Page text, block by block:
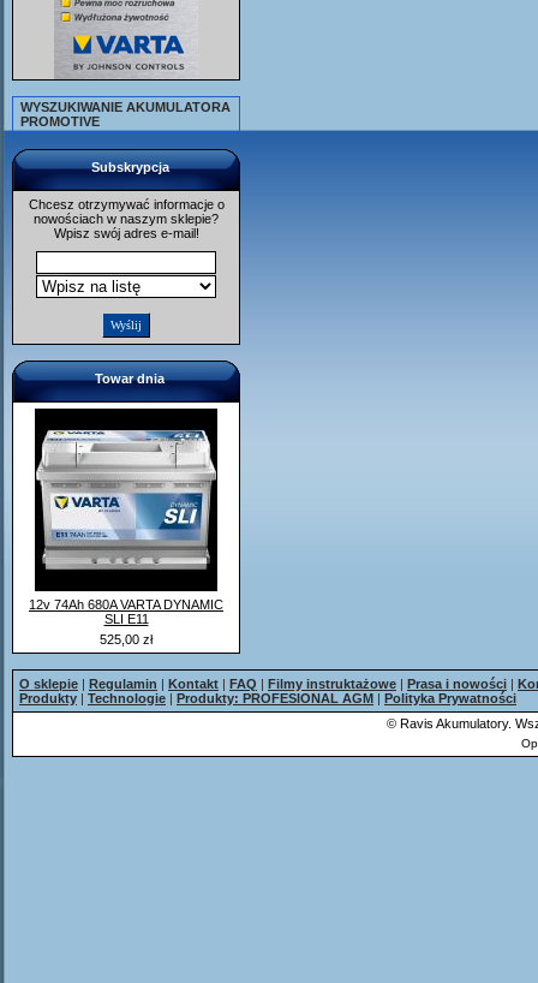
WYSZUKIWANIE AKUMULATORA
PROMOTIVE
Subskrypcja
Chcesz otrzymywać informacje o
nowościach w naszym sklepie?
Wpisz swój adres e-mail!
Towar dnia
12v 74Ah 680A VARTA DYNAMIC
SLI E11
525,00 zł
O sklepie | Regulamin | Kontakt | FAQ | Filmy instruktażowe | Prasa i nowości |
Produkty | Technologie | Produkty: PROFESIONAL AGM | Polityka Prywatności
© Ravis Akumulatory.